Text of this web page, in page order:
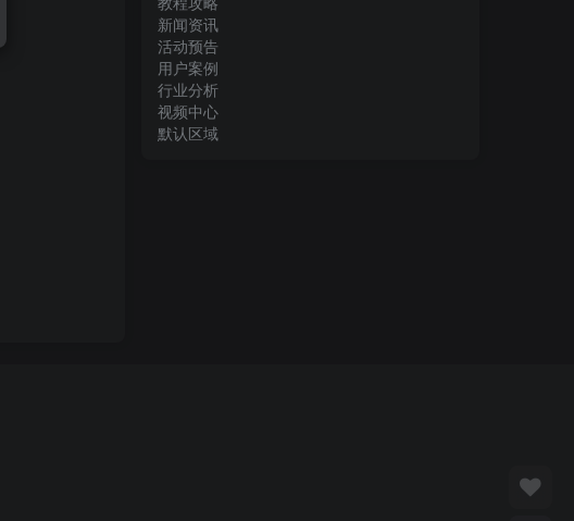
新闻资讯
活动预告
用户案例
行业分析
视频中心
默认区域